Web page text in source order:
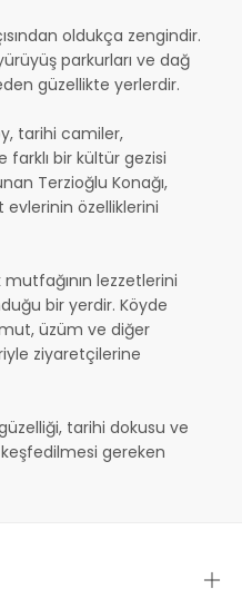
oldukça zengindir.
parkurları ve dağ
güzellikte yerlerdir.
tarihi camiler,
bir kültür gezisi
Terzioğlu Konağı,
özelliklerini
lezzetlerini
bir yerdir. Köyde
üzüm ve diğer
ziyaretçilerine
tarihi dokusu ve
gereken